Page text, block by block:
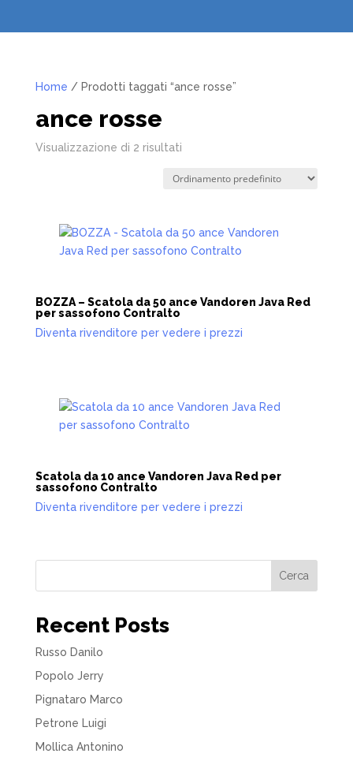
Home / Prodotti taggati “ance rosse”
ance rosse
Visualizzazione di 2 risultati
BOZZA – Scatola da 50 ance Vandoren Java Red
per sassofono Contralto
Diventa rivenditore per vedere i prezzi
Scatola da 10 ance Vandoren Java Red per
sassofono Contralto
Diventa rivenditore per vedere i prezzi
Cerca
Recent Posts
Russo Danilo
Popolo Jerry
Pignataro Marco
Petrone Luigi
Mollica Antonino